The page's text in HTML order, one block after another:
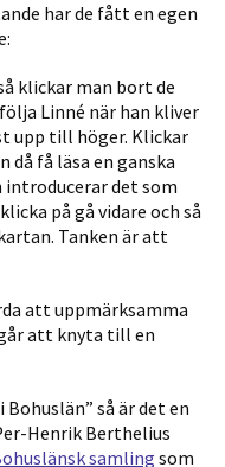
har de fått en egen
klickar man bort de
Linné när han kliver
upp till höger. Klickar
då få läsa en ganska
introducerar det som
på gå vidare och så
Tanken är att
att uppmärksamma
att knyta till en
Bohuslän” så är det en
Henrik Berthelius
samling som